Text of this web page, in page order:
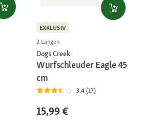
EXKLUSIV
2 Längen
Dogs Creek
Wurfschleuder Eagle 45
cm
3.4 (17)
15,99 €